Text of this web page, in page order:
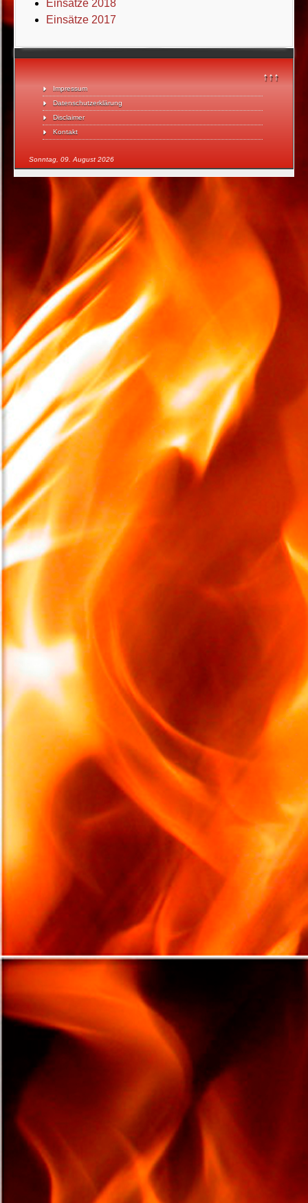
↑↑↑
Impressum
Datenschutzerklärung
Disclaimer
Kontakt
Sonntag, 09. August 2026
Einsätze 2018
Einsätze 2017